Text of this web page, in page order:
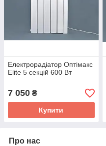
Електрорадіатор Оптімакс
Elite 5 секцій 600 Вт
7 050 ₴
Купити
Про нас